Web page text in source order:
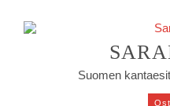
Suomen